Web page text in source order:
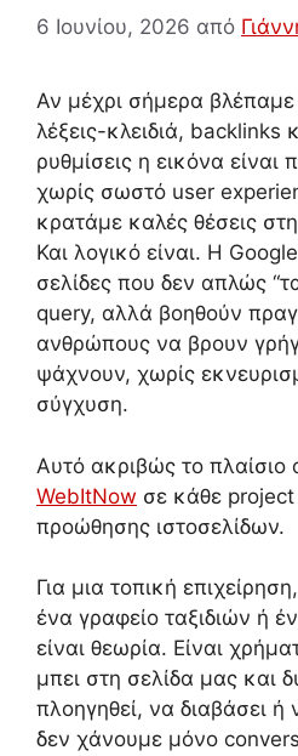
6 Ιουνίου, 2026 από
Αν μέχρι σήμερα
λέξεις-κλειδιά, backlinks
ρυθμίσεις η εικόνα είναι
χωρίς σωστό user
κρατάμε καλές θέσεις
Και λογικό είναι. Η
σελίδες που δεν απλώς
query, αλλά βοηθούν
ανθρώπους να βρουν
ψάχνουν, χωρίς
σύγχυση.
Αυτό ακριβώς το πλαίσιο
WebItNow σε κάθε
προώθησης ιστοσελίδων.
Για μια τοπική
ένα γραφείο ταξιδιών ή
είναι θεωρία. Είναι
μπει στη σελίδα μας και
πλοηγηθεί, να διαβάσει ή
δεν χάνουμε μόνο